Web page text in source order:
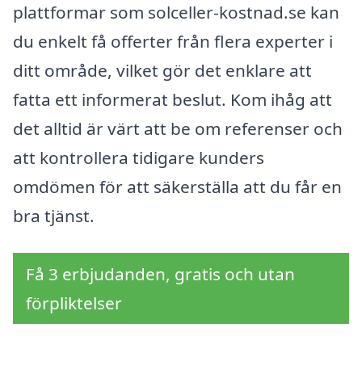
plattformar som solceller-kostnad.se kan
du enkelt få offerter från flera experter i
ditt område, vilket gör det enklare att
fatta ett informerat beslut. Kom ihåg att
det alltid är värt att be om referenser och
att kontrollera tidigare kunders
omdömen för att säkerställa att du får en
bra tjänst.
Få 3 erbjudanden, gratis och utan
förpliktelser